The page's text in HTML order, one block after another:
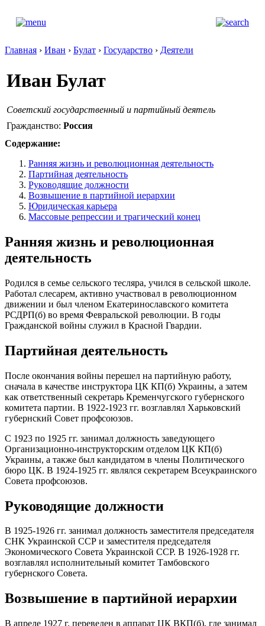
Главная › Иван › Булат › Государство › Деятели
Иван Булат
Советский государственный и партийный деятель
Гражданство: Россия
Содержание:
Ранняя жизнь и революционная деятельность
Партийная деятельность
Руководящие должности
Возвышение в партийной иерархии
Юридическая карьера
Массовые репрессии и трагический конец
Ранняя жизнь и революционная
деятельность
Родился в семье сельского тесляра, учился в сельской школе.
Работал слесарем, активно участвовал в революционном
движении и был членом Екатеринославского комитета
РСДРП(б) во время Февральской революции. В годы
Гражданской войны служил в Красной Гвардии.
Партийная деятельность
После окончания войны перешел на партийную работу,
сначала в качестве инструктора ЦК КП(б) Украины, а затем
как ответственный секретарь Кременчугского губернского
комитета партии. В 1922-1923 гг. возглавлял Харьковский
губернский Совет профсоюзов.
С 1923 по 1925 гг. занимал должность заведующего
Организационно-инструкторским отделом ЦК КП(б)
Украины, а также был кандидатом в члены Политического
бюро ЦК. В 1924-1925 гг. являлся секретарем Всеукраинского
Совета профсоюзов.
Руководящие должности
В 1925-1926 гг. занимал должность заместителя председателя
СНК Украинской ССР и заместителя председателя
Экономического Совета Украинской ССР. В 1926-1928 гг.
возглавлял исполнительный комитет Тамбовского
губернского Совета.
Возвышение в партийной иерархии
В апреле 1927 г. переведен в аппарат ЦК ВКП(б), где занимал